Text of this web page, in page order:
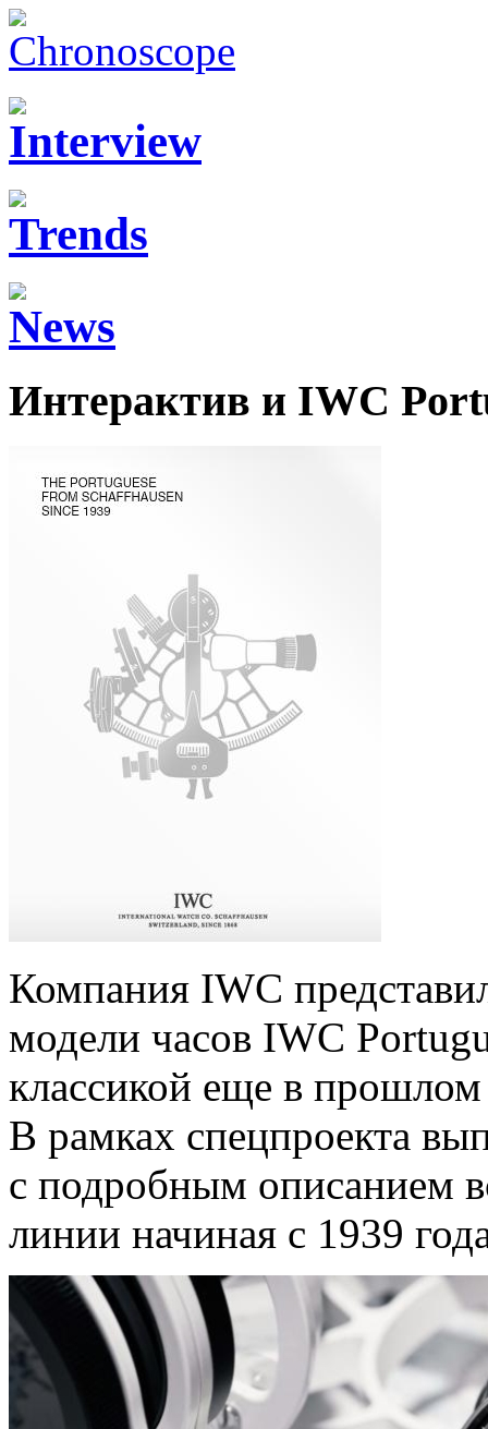
Интерактив и IWC
Компания IWC
модели часов IWC
классикой еще в прошлом
В рамках спецпроекта
с подробным описанием
линии начиная с 1939